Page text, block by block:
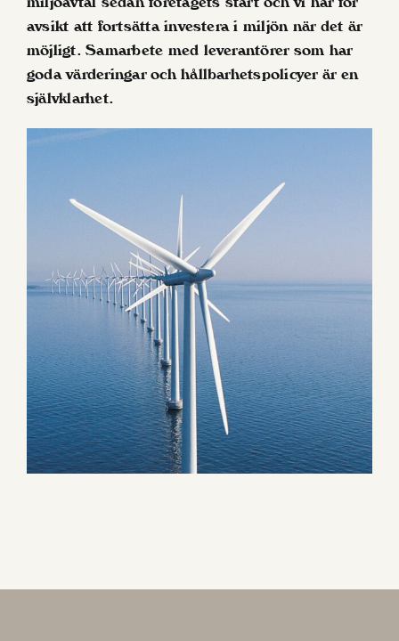
avsikt att fortsätta investera i miljön när det är
möjligt. Samarbete med leverantörer som har
goda värderingar och hållbarhetspolicyer är en
självklarhet.